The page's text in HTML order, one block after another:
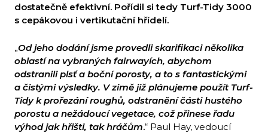
dostatečně efektivní. Pořídil si tedy Turf-Tidy 3000
s cepákovou i vertikutační hřídelí.
„Od jeho dodání jsme provedli skarifikaci několika
oblastí na vybraných fairwayích, abychom
odstranili plsť a boční porosty, a to s fantastickými
a čistými výsledky. V zimě již plánujeme použít Turf-
Tidy k prořezání roughů, odstranění části hustého
porostu a nežádoucí vegetace, což přinese řadu
výhod jak hřišti, tak hráčům.“ Paul Hay, vedoucí